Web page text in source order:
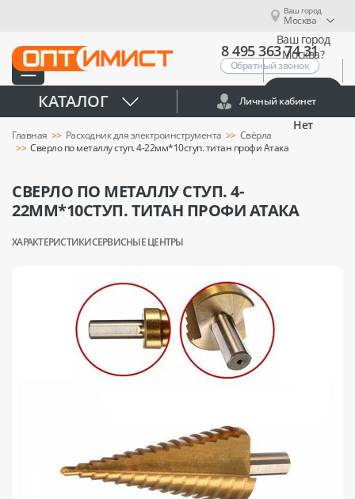
Ваш город
Москва
Ваш город
Москва?
Нет
8 495 363 74 31
Обратный звонок
КАТАЛОГ Личный кабинет
Главная Расходник для электроинструмента
Свёрла
Сверло по металлу ступ. 4-22мм*10ступ. титан профи Атака
СВЕРЛО ПО МЕТАЛЛУ СТУП. 4-
22ММ*10СТУП. ТИТАН ПРОФИ АТАКА
ХАРАКТЕРИСТИКИСЕРВИСНЫЕ ЦЕНТРЫ